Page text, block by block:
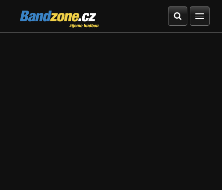
Bandzone.cz
žijeme hudbou